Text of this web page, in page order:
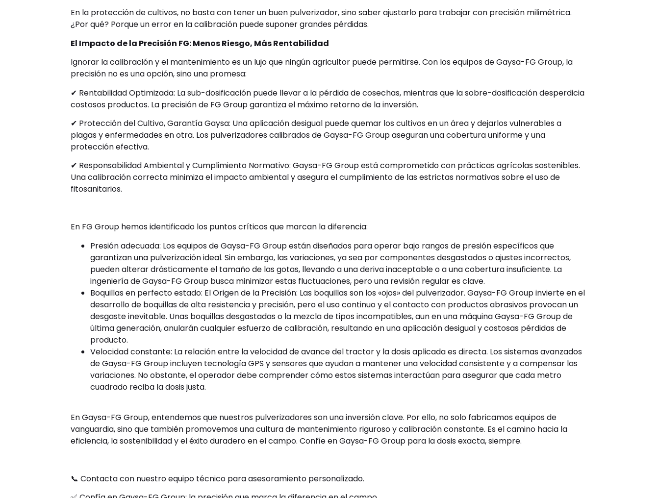
En la protección de cultivos, no basta con tener un buen pulverizador, sino saber ajustarlo para trabajar con precisión milimétrica.
¿Por qué? Porque un error en la calibración puede suponer grandes pérdidas.
El Impacto de la Precisión FG: Menos Riesgo, Más Rentabilidad
Ignorar la calibración y el mantenimiento es un lujo que ningún agricultor puede permitirse. Con los equipos de Gaysa-FG Group, la
precisión no es una opción, sino una promesa:
✔ Rentabilidad Optimizada: La sub-dosificación puede llevar a la pérdida de cosechas, mientras que la sobre-dosificación desperdicia
costosos productos. La precisión de FG Group garantiza el máximo retorno de la inversión.
✔ Protección del Cultivo, Garantía Gaysa: Una aplicación desigual puede quemar los cultivos en un área y dejarlos vulnerables a
plagas y enfermedades en otra. Los pulverizadores calibrados de Gaysa-FG Group aseguran una cobertura uniforme y una
protección efectiva.
✔ Responsabilidad Ambiental y Cumplimiento Normativo: Gaysa-FG Group está comprometido con prácticas agrícolas sostenibles.
Una calibración correcta minimiza el impacto ambiental y asegura el cumplimiento de las estrictas normativas sobre el uso de
fitosanitarios.
En FG Group hemos identificado los puntos críticos que marcan la diferencia:
Presión adecuada: Los equipos de Gaysa-FG Group están diseñados para operar bajo rangos de presión específicos que
garantizan una pulverización ideal. Sin embargo, las variaciones, ya sea por componentes desgastados o ajustes incorrectos,
pueden alterar drásticamente el tamaño de las gotas, llevando a una deriva inaceptable o a una cobertura insuficiente. La
ingeniería de Gaysa-FG Group busca minimizar estas fluctuaciones, pero una revisión regular es clave.
Boquillas en perfecto estado: El Origen de la Precisión: Las boquillas son los «ojos» del pulverizador. Gaysa-FG Group invierte en el
desarrollo de boquillas de alta resistencia y precisión, pero el uso continuo y el contacto con productos abrasivos provocan un
desgaste inevitable. Unas boquillas desgastadas o la mezcla de tipos incompatibles, aun en una máquina Gaysa-FG Group de
última generación, anularán cualquier esfuerzo de calibración, resultando en una aplicación desigual y costosas pérdidas de
producto.
Velocidad constante: La relación entre la velocidad de avance del tractor y la dosis aplicada es directa. Los sistemas avanzados
de Gaysa-FG Group incluyen tecnología GPS y sensores que ayudan a mantener una velocidad consistente y a compensar las
variaciones. No obstante, el operador debe comprender cómo estos sistemas interactúan para asegurar que cada metro
cuadrado reciba la dosis justa.
En Gaysa-FG Group, entendemos que nuestros pulverizadores son una inversión clave. Por ello, no solo fabricamos equipos de
vanguardia, sino que también promovemos una cultura de mantenimiento riguroso y calibración constante. Es el camino hacia la
eficiencia, la sostenibilidad y el éxito duradero en el campo. Confíe en Gaysa-FG Group para la dosis exacta, siempre.
📞 Contacta con nuestro equipo técnico para asesoramiento personalizado.